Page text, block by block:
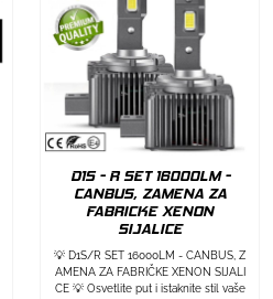
D1S - R SET 16000LM -
CANBUS, ZAMENA ZA
FABRICKE XENON
SIJALICE
💡 D1S/R SET 16000LM - CANBUS, Z
AMENA ZA FABRIČKE XENON SIJALI
CE 💡 Osvetlite put i istaknite stil vaše